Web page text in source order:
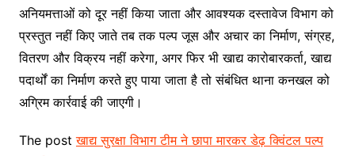
अनियमत्ताओं को दूर नहीं किया जाता और आवश्यक दस्तावेज विभाग को
प्रस्तुत नहीं किए जाते तब तक पल्प जूस और अचार का निर्माण, संग्रह,
वितरण और विक्रय नहीं करेगा, अगर फिर भी खाद्य कारोबारकर्ता, खाद्य
पदार्थों का निर्माण करते हुए पाया जाता है तो संबंधित थाना कनखल को
अग्रिम कार्रवाई की जाएगी।
The postखाद्य सुरक्षा विभाग टीम ने छापा मारकर डेढ़ क्विंटल पल्प